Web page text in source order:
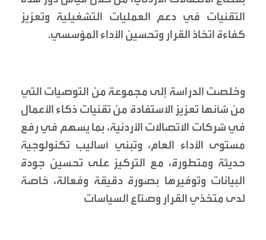
التقنيات في دعم العمليات التشغيلية وتعزيز
كفاءة اتخاذ القرار وتحسين الأداء المؤسسي.
وخلصت الدراسة إلى مجموعة من التوصيات التي
من شأنها تعزيز الاستفادة من تقنيات ذكاء الأعمال
في شركات الاتصالات الأردنية، بما يسهم في رفع
مستوى الأداء العام، وتبني أساليب تكنولوجية
حديثة ومتطورة، مع التركيز على تحسين جودة
البيانات وتوفيرها بصورة دقيقة وفعالة، خاصة
لدى متخذي القرار وصنّاع السياسات